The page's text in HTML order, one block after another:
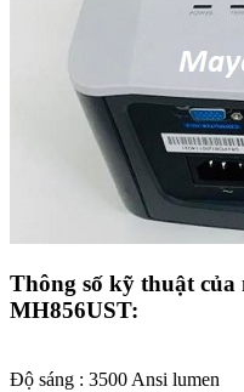
Thông số kỹ thuật của
MH856UST:
Độ sáng : 3500 Ansi lumen